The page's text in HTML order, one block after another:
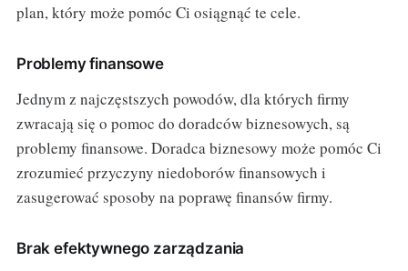
plan, który może pomóc Ci osiągnąć te cele.
Problemy finansowe
Jednym z najczęstszych powodów, dla których firmy
zwracają się o pomoc do doradców biznesowych, są
problemy finansowe. Doradca biznesowy może pomóc Ci
zrozumieć przyczyny niedoborów finansowych i
zasugerować sposoby na poprawę finansów firmy.
Brak efektywnego zarządzania